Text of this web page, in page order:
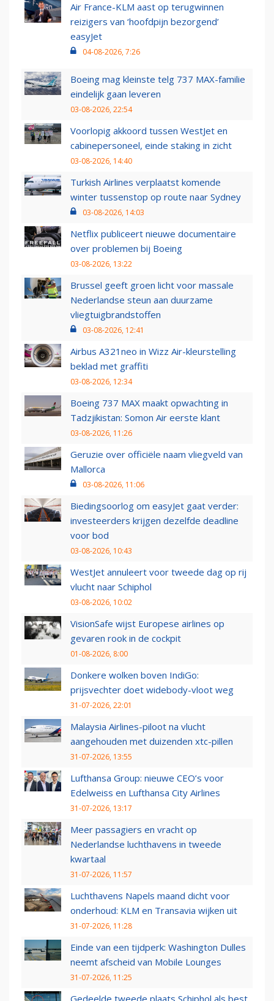
Air France-KLM aast op terugwinnen
reizigers van ‘hoofdpijn bezorgend’
easyJet
04-08-2026, 7:26
Boeing mag kleinste telg 737 MAX-familie
eindelijk gaan leveren
03-08-2026, 22:54
Voorlopig akkoord tussen WestJet en
cabinepersoneel, einde staking in zicht
03-08-2026, 14:40
Turkish Airlines verplaatst komende
winter tussenstop op route naar Sydney
03-08-2026, 14:03
Netflix publiceert nieuwe documentaire
over problemen bij Boeing
03-08-2026, 13:22
Brussel geeft groen licht voor massale
Nederlandse steun aan duurzame
vliegtuigbrandstoffen
03-08-2026, 12:41
Airbus A321neo in Wizz Air-kleurstelling
beklad met graffiti
03-08-2026, 12:34
Boeing 737 MAX maakt opwachting in
Tadzjikistan: Somon Air eerste klant
03-08-2026, 11:26
Geruzie over officiële naam vliegveld van
Mallorca
03-08-2026, 11:06
Biedingsoorlog om easyJet gaat verder:
investeerders krijgen dezelfde deadline
voor bod
03-08-2026, 10:43
WestJet annuleert voor tweede dag op rij
vlucht naar Schiphol
03-08-2026, 10:02
VisionSafe wijst Europese airlines op
gevaren rook in de cockpit
01-08-2026, 8:00
Donkere wolken boven IndiGo:
prijsvechter doet widebody-vloot weg
31-07-2026, 22:01
Malaysia Airlines-piloot na vlucht
aangehouden met duizenden xtc-pillen
31-07-2026, 13:55
Lufthansa Group: nieuwe CEO’s voor
Edelweiss en Lufthansa City Airlines
31-07-2026, 13:17
Meer passagiers en vracht op
Nederlandse luchthavens in tweede
kwartaal
31-07-2026, 11:57
Luchthavens Napels maand dicht voor
onderhoud: KLM en Transavia wijken uit
31-07-2026, 11:28
Einde van een tijdperk: Washington Dulles
neemt afscheid van Mobile Lounges
31-07-2026, 11:25